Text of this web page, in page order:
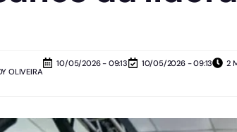
OLIVEIRA
10/05/2026 - 09:13 10/05/2026 - 09:13 2